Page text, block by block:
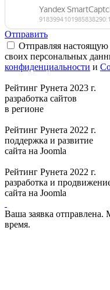
Отправить
Отправляя настоящую
своих персональных
конфиденциальности и
Рейтинг Рунета 2023 г.
разработка сайтов
в регионе
Рейтинг Рунета 2022 г.
поддержка и развитие
сайта на Joomla
Рейтинг Рунета 2022 г.
разработка и
сайта на Joomla
Ваша заявка
время.